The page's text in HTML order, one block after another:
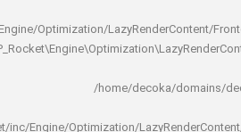
rocket/inc/Engine/Optimization/
/home/decoka/
rocket/inc/Engine/Optimization/